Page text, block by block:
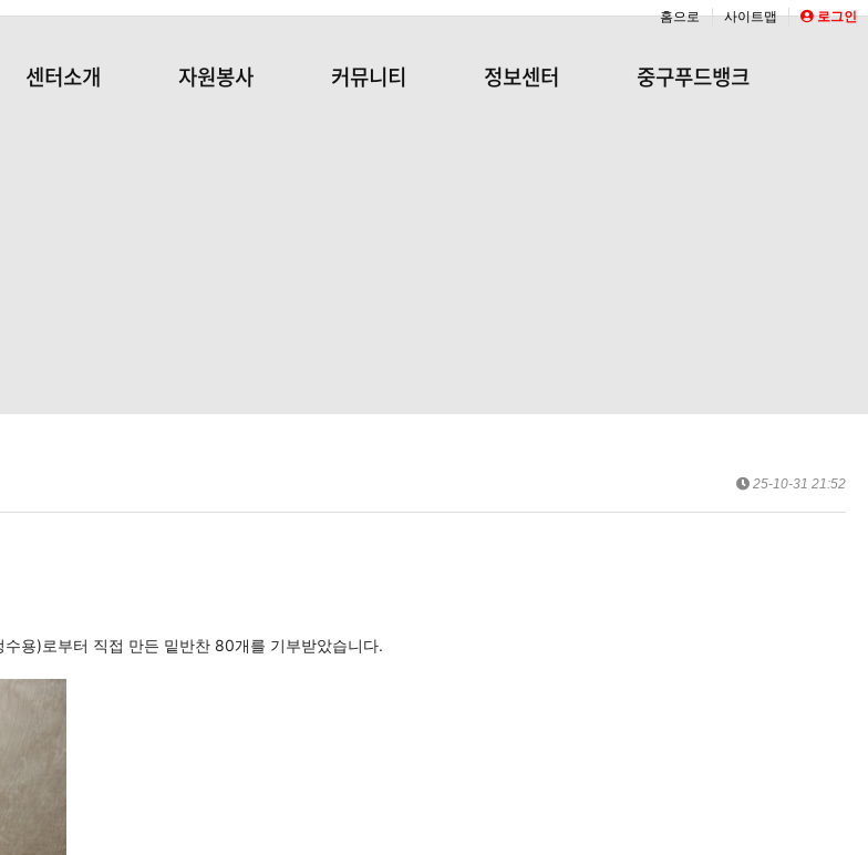
홈으로 사이트맵 로그인
센터소개 자원봉사 커뮤니티 정보센터 중구푸드뱅크
25-10-31 21:52
용)로부터 직접 만든 밑반찬 80개를 기부받았습니다.